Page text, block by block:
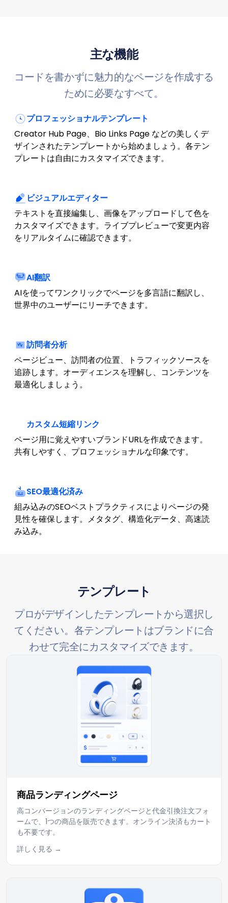
主な機能
コードを書かずに魅力的なページを作成する
ために必要なすべて。
プロフェッショナルテンプレート
Creator Hub Page、Bio Links Page などの美しくデ
ザインされたテンプレートから始めましょう。各テン
プレートは自由にカスタマイズできます。
ビジュアルエディター
テキストを直接編集し、画像をアップロードして色を
カスタマイズできます。ライブプレビューで変更内容
をリアルタイムに確認できます。
AI翻訳
AIを使ってワンクリックでページを多言語に翻訳し、
世界中のユーザーにリーチできます。
訪問者分析
ページビュー、訪問者の位置、トラフィックソースを
追跡します。オーディエンスを理解し、コンテンツを
最適化しましょう。
カスタム短縮リンク
ページ用に覚えやすいブランドURLを作成できます。
共有しやすく、プロフェッショナルな印象です。
SEO最適化済み
組み込みのSEOベストプラクティスによりページの発
見性を確保します。メタタグ、構造化データ、高速読
み込み。
テンプレート
プロがデザインしたテンプレートから選択し
てください。各テンプレートはブランドに合
わせて完全にカスタマイズできます。
商品ランディングページ
高コンバージョンのランディングページと代金引換注文フォ
ームで、1つの商品を販売できます。オンライン決済もカート
も不要です。
詳しく見る